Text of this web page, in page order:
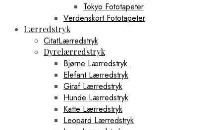
Tokyo Fototapeter
Verdenskort Fototapeter
Lærredstryk
CitatLærredstryk
Dyrelærredstryk
Bjørne Lærredstryk
Elefant Lærredstryk
Giraf Lærredstryk
Hunde Lærredstryk
Katte Lærredstryk
Leopard Lærredstryk